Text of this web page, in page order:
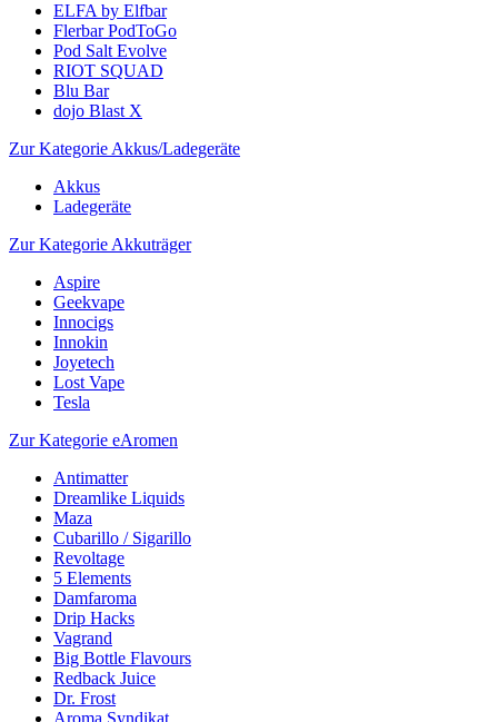
ELFA by Elfbar
Flerbar PodToGo
Pod Salt Evolve
RIOT SQUAD
Blu Bar
dojo Blast X
Zur Kategorie Akkus/Ladegeräte
Akkus
Ladegeräte
Zur Kategorie Akkuträger
Aspire
Geekvape
Innocigs
Innokin
Joyetech
Lost Vape
Tesla
Zur Kategorie eAromen
Antimatter
Dreamlike Liquids
Maza
Cubarillo / Sigarillo
Revoltage
5 Elements
Damfaroma
Drip Hacks
Vagrand
Big Bottle Flavours
Redback Juice
Dr. Frost
Aroma Syndikat